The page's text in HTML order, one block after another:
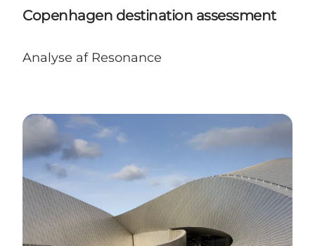
Copenhagen destination assessment
Analyse af Resonance